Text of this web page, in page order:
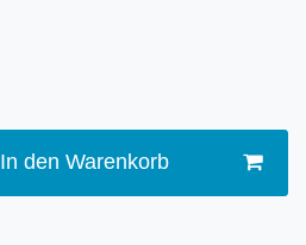
In den Warenkorb